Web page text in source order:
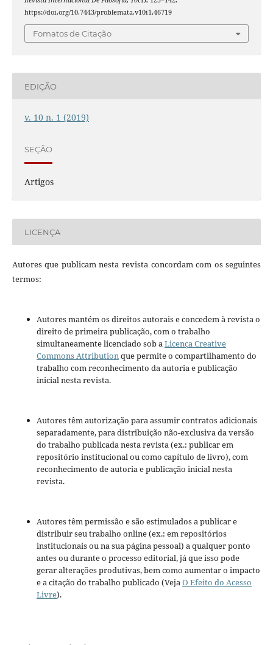
https://doi.org/10.7443/problemata.v10i1.46719
Fomatos de Citação
EDIÇÃO
v. 10 n. 1 (2019)
SEÇÃO
Artigos
LICENÇA
Autores que publicam nesta revista concordam com os seguintes
termos:
Autores mantém os direitos autorais e concedem à revista o
direito de primeira publicação, com o trabalho
simultaneamente licenciado sob aLicença Creative
Commons Attributionque permite o compartilhamento do
trabalho com reconhecimento da autoria e publicação
inicial nesta revista.
Autores têm autorização para assumir contratos adicionais
separadamente, para distribuição não-exclusiva da versão
do trabalho publicada nesta revista (ex.: publicar em
repositório institucional ou como capítulo de livro), com
reconhecimento de autoria e publicação inicial nesta
revista.
Autores têm permissão e são estimulados a publicar e
distribuir seu trabalho online (ex.: em repositórios
institucionais ou na sua página pessoal) a qualquer ponto
antes ou durante o processo editorial, já que isso pode
gerar alterações produtivas, bem como aumentar o impacto
e a citação do trabalho publicado (VejaO Efeito do Acesso
Livre).